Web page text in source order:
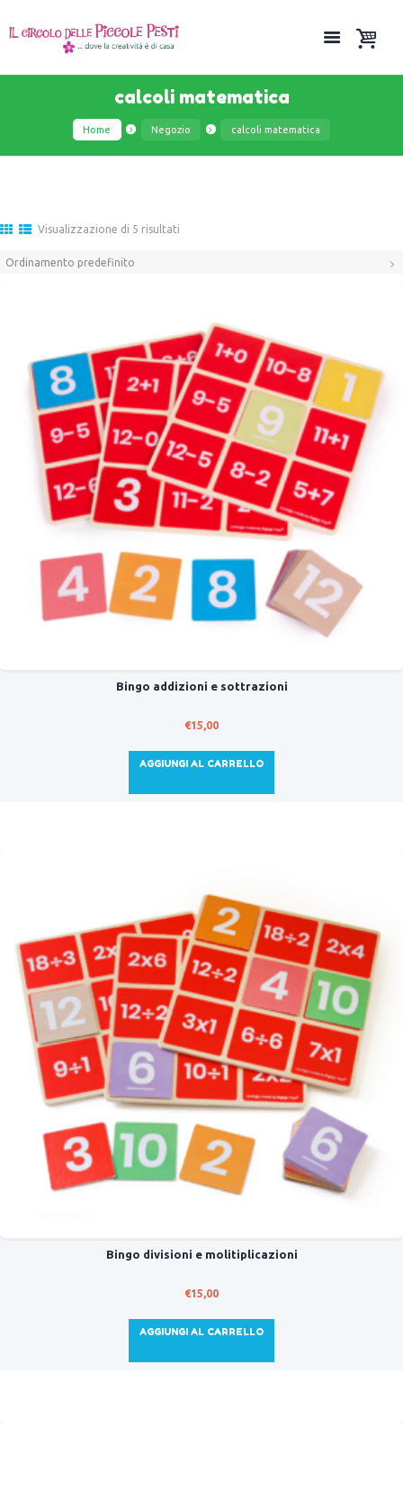
calcoli matematica
Home Negozio calcoli matematica
Visualizzazione di 5 risultati
Bingo addizioni e sottrazioni
€15,00
AGGIUNGI AL CARRELLO
Bingo divisioni e molitiplicazioni
€15,00
AGGIUNGI AL CARRELLO